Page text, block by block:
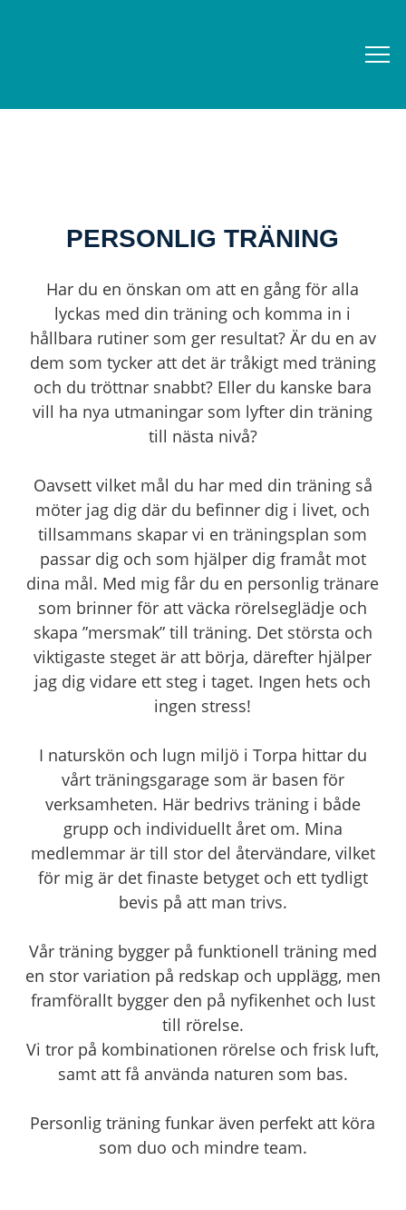
PERSONLIG TRÄNING
Har du en önskan om att en gång för alla
lyckas med din träning och komma in i
hållbara rutiner som ger resultat? Är du en av
dem som tycker att det är tråkigt med träning
och du tröttnar snabbt? Eller du kanske bara
vill ha nya utmaningar som lyfter din träning
till nästa nivå?
Oavsett vilket mål du har med din träning så
möter jag dig där du befinner dig i livet, och
tillsammans skapar vi en träningsplan som
passar dig och som hjälper dig framåt mot
dina mål. Med mig får du en personlig tränare
som brinner för att väcka rörelseglädje och
skapa ”mersmak” till träning. Det största och
viktigaste steget är att börja, därefter hjälper
jag dig vidare ett steg i taget. Ingen hets och
ingen stress!
I naturskön och lugn miljö i Torpa hittar du
vårt träningsgarage som är basen för
verksamheten. Här bedrivs träning i både
grupp och individuellt året om. Mina
medlemmar är till stor del återvändare, vilket
för mig är det finaste betyget och ett tydligt
bevis på att man trivs.
Vår träning bygger på funktionell träning med
en stor variation på redskap och upplägg, men
framförallt bygger den på nyfikenhet och lust
till rörelse.
Vi tror på kombinationen rörelse och frisk luft,
samt att få använda naturen som bas.
Personlig träning funkar även perfekt att köra
som duo och mindre team.